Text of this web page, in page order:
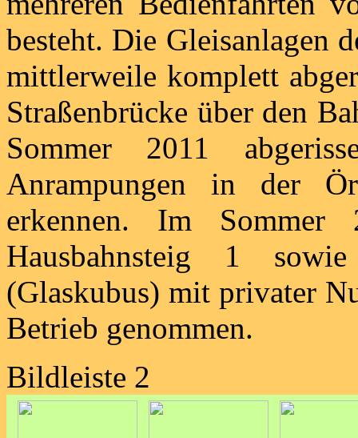
besteht. Die Gleisanlagen
mittlerweile komplett
Straßenbrücke über den
Sommer 2011
Anrampungen in der
erkennen. Im
Hausbahnsteig 1
(Glaskubus) mit privater
Betrieb genommen.
Bildleiste 2